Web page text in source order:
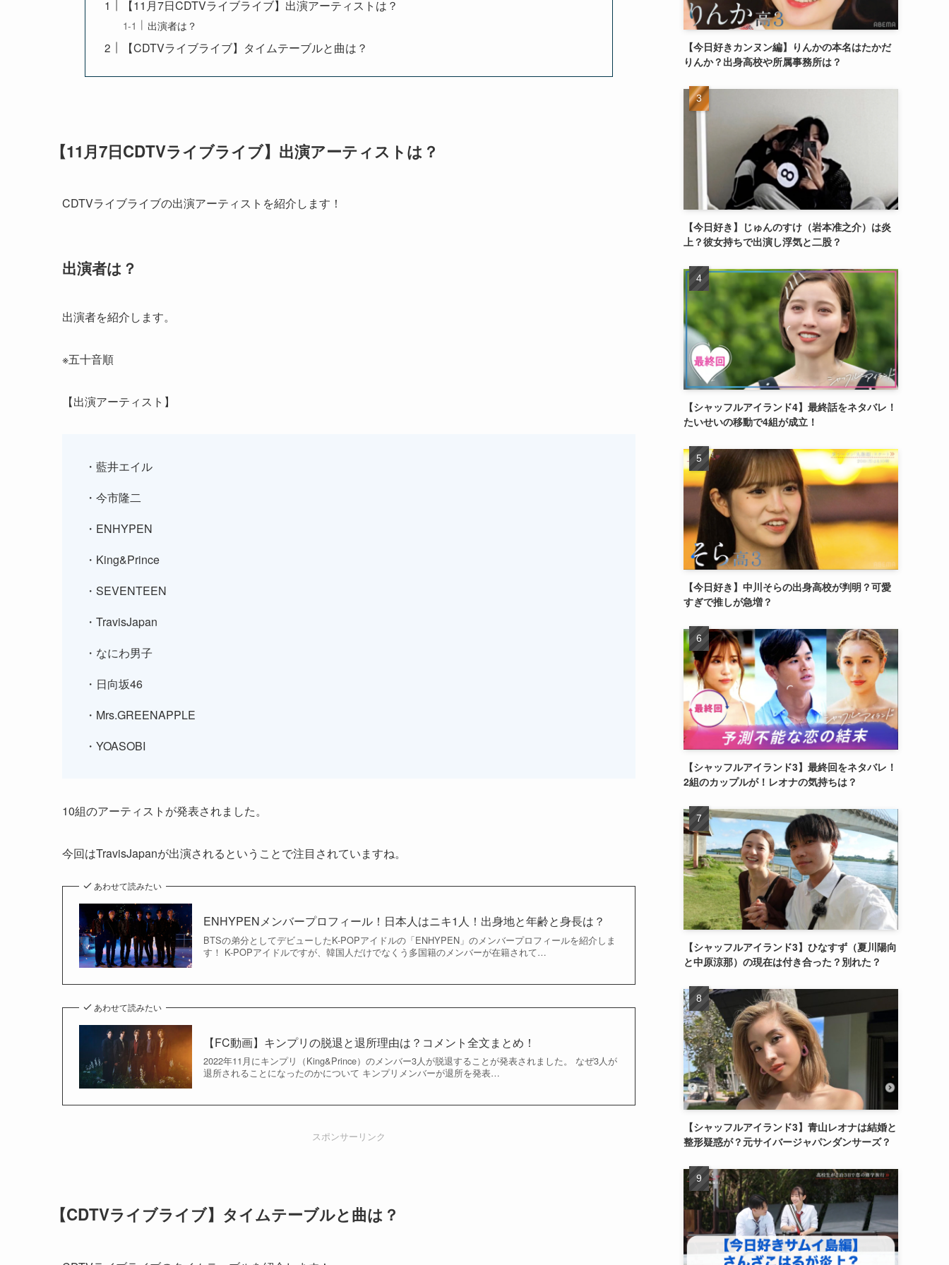
【11月7日CDTVライブライブ】出演アーティストは？
出演者は？
【CDTVライブライブ】タイムテーブルと曲は？
【11月7日CDTVライブライブ】出演アーティストは？
CDTVライブライブの出演アーティストを紹介します！
出演者は？
出演者を紹介します。
※五十音順
【出演アーティスト】
・藍井エイル
・今市隆二
・ENHYPEN
・King&Prince
・SEVENTEEN
・TravisJapan
・なにわ男子
・日向坂46
・Mrs.GREENAPPLE
・YOASOBI
10組のアーティストが発表されました。
今回はTravisJapanが出演されるということで注目されていますね。
あわせて読みたい
ENHYPENメンバープロフィール！日本人はニキ1人！出身地と年齢と身長は？
BTSの弟分としてデビューしたK-POPアイドルの「ENHYPEN」のメンバープロフィールを紹介しま
す！ K-POPアイドルですが、韓国人だけでなくう多国籍のメンバーが在籍されて…
あわせて読みたい
【FC動画】キンプリの脱退と退所理由は？コメント全文まとめ！
2022年11月にキンプリ（King&Prince）のメンバー3人が脱退することが発表されました。 なぜ3人が
退所されることになったのかについて キンプリメンバーが退所を発表…
スポンサーリンク
【CDTVライブライブ】タイムテーブルと曲は？
【今日好きカンヌン編】りんかの本名はたかだ
りんか？出身高校や所属事務所は？
【今日好き】じゅんのすけ（岩本准之介）は炎
上？彼女持ちで出演し浮気と二股？
【シャッフルアイランド4】最終話をネタバレ！
たいせいの移動で4組が成立！
【今日好き】中川そらの出身高校が判明？可愛
すぎで推しが急増？
【シャッフルアイランド3】最終回をネタバレ！
2組のカップルが！レオナの気持ちは？
【シャッフルアイランド3】ひなすず（夏川陽向
と中原涼那）の現在は付き合った？別れた？
【シャッフルアイランド3】青山レオナは結婚と
整形疑惑が？元サイバージャパンダンサーズ？